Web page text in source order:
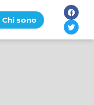
Chi sono